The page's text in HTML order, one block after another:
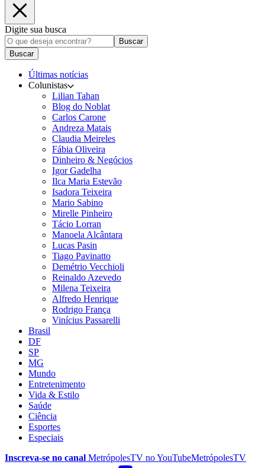
Digite sua busca
Buscar
Buscar
Últimas notícias
Colunistas
Lilian Tahan
Blog do Noblat
Carlos Carone
Andreza Matais
Claudia Meireles
Fábia Oliveira
Dinheiro & Negócios
Igor Gadelha
Ilca Maria Estevão
Isadora Teixeira
Mario Sabino
Mirelle Pinheiro
Tácio Lorran
Manoela Alcântara
Lucas Pasin
Tiago Pavinatto
Demétrio Vecchioli
Reinaldo Azevedo
Milena Teixeira
Alfredo Henrique
Rodrigo França
Vinícius Passarelli
Brasil
DF
SP
MG
Mundo
Entretenimento
Vida & Estilo
Saúde
Ciência
Esportes
Especiais
Inscreva-se no canal MetrópolesTV noYouTubeMetrópolesTV